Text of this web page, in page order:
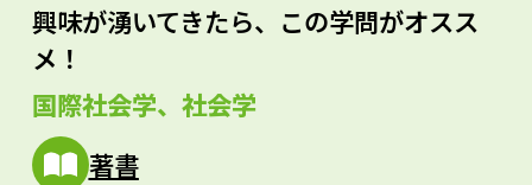
興味が湧いてきたら、この学問がオスス
メ！
国際社会学、社会学
著書